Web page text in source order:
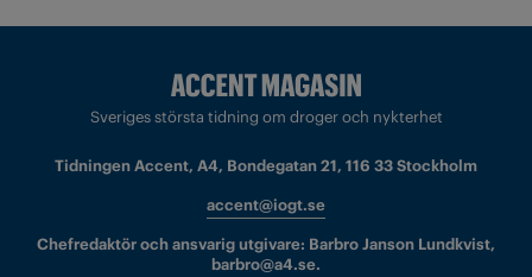
Sveriges största tidning om droger och nykterhet
Tidningen Accent, A4, Bondegatan 21, 116 33 Stockholm
accent@iogt.se
Chefredaktör och ansvarig utgivare: Barbro Janson Lundkvist,
barbro@a4.se.